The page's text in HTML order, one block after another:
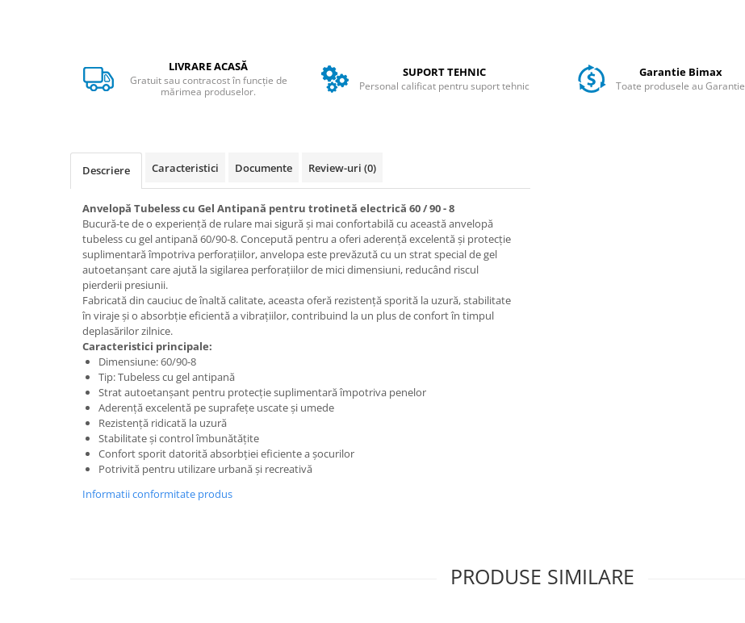
Toate accesoriile la Triciclete
Masini Electrice
Masina Electrica RDB
Masina Electrica Arora
Masina Electrica 25 km/h
Masina Electrica 2 Locuri fara
Scutere Electrice
LIVRARE ACASĂ
Gratuit sau contracost în funcție de
mărimea produselor.
SUPORT TEHNIC
Personal calificat pentru suport tehnic
Garantie Bimax
Toate produsele au Garantie
Descriere Caracteristici Documente Review-uri (0)
Anvelopă Tubeless cu Gel Antipană pentru trotinetă electrică 60 / 90 - 8
Bucură-te de o experiență de rulare mai sigură și mai confortabilă cu această anvelopă
tubeless cu gel antipană 60/90-8. Concepută pentru a oferi aderență excelentă și protecție
suplimentară împotriva perforațiilor, anvelopa este prevăzută cu un strat special de gel
autoetanșant care ajută la sigilarea perforațiilor de mici dimensiuni, reducând riscul
pierderii presiunii.
Fabricată din cauciuc de înaltă calitate, aceasta oferă rezistență sporită la uzură, stabilitate
în viraje și o absorbție eficientă a vibrațiilor, contribuind la un plus de confort în timpul
deplasărilor zilnice.
Caracteristici principale:
Dimensiune: 60/90-8
Tip: Tubeless cu gel antipană
Strat autoetanșant pentru protecție suplimentară împotriva penelor
Aderență excelentă pe suprafețe uscate și umede
Rezistență ridicată la uzură
Stabilitate și control îmbunătățite
Confort sporit datorită absorbției eficiente a șocurilor
Potrivită pentru utilizare urbană și recreativă
Informatii conformitate produs
PRODUSE SIMILARE